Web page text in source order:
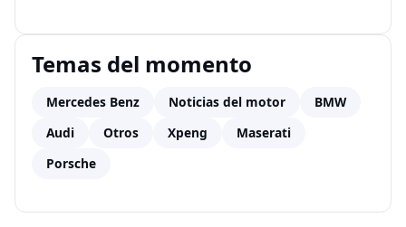
Temas del momento
Mercedes Benz Noticias del motor
BMW
Audi
Otros Xpeng
Maserati
Porsche